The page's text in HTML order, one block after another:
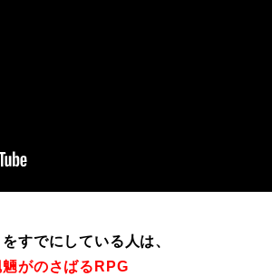
すでにしている人は、
がのさばるRPG